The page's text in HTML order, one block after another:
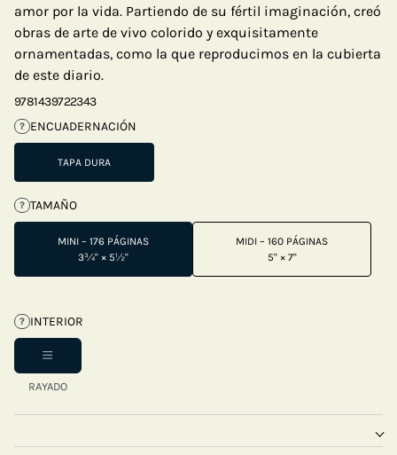
amor por la vida. Partiendo de su fértil imaginación, creó
obras de arte de vivo colorido y exquisitamente
ornamentadas, como la que reproducimos en la cubierta
de este diario.
9781439722343
? ENCUADERNACIÓN
TAPA DURA
? TAMAÑO
MINI – 176 PÁGINAS
3¾" × 5½"
MIDI – 160 PÁGINAS
5" × 7"
? INTERIOR
RAYADO